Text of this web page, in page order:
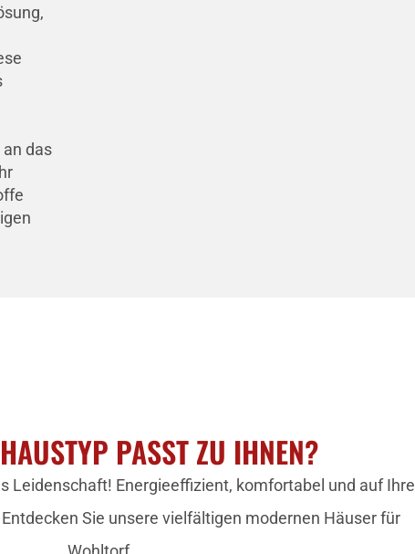
das
PASST ZU IHNEN?
Leidenschaft! Energieeffizient, komfortabel und auf Ihre
Sie unsere vielfältigen modernen Häuser für